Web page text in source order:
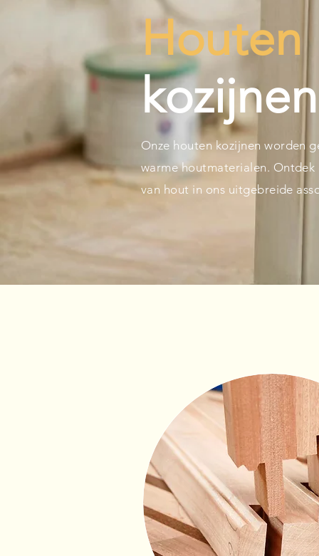
Houten
kozijnen
Onze houten kozijnen worden
warme houtmaterialen.
van hout in ons uitgebreide